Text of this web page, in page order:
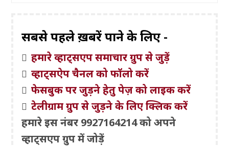
सबसे पहले ख़बरें पाने के लिए -
हमारे व्हाट्सएप समाचार ग्रुप से जुड़ें
व्हाट्सऐप चैनल को फॉलो करें
फेसबुक पर जुड़ने हेतु पेज़ को लाइक करें
टेलीग्राम ग्रुप से जुड़ने के लिए क्लिक करें
हमारे इस नंबर 9927164214 को अपने
व्हाट्सएप ग्रुप में जोड़ें